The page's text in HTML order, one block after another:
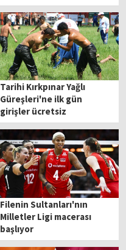
Tarihi Kırkpınar Yağlı
Güreşleri'ne ilk gün
girişler ücretsiz
Filenin Sultanları'nın
Milletler Ligi macerası
başlıyor